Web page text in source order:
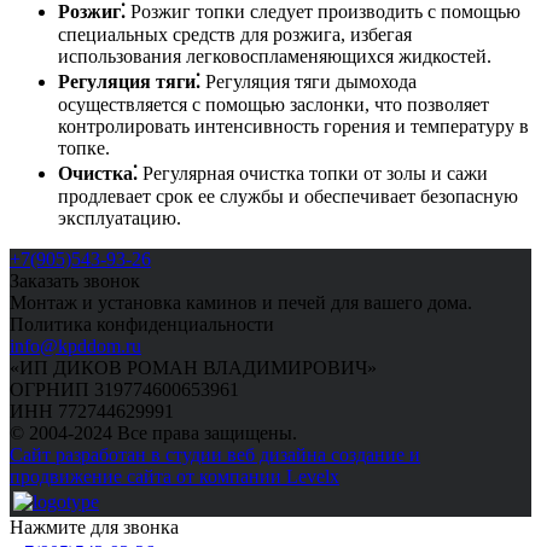
Розжиг⁚ Розжиг топки следует производить с помощью
специальных средств для розжига, избегая
использования легковоспламеняющихся жидкостей.
Регуляция тяги⁚ Регуляция тяги дымохода
осуществляется с помощью заслонки, что позволяет
контролировать интенсивность горения и температуру в
топке.
Очистка⁚ Регулярная очистка топки от золы и сажи
продлевает срок ее службы и обеспечивает безопасную
эксплуатацию.
+7(905)543-93-26
Заказать звонок
Монтаж и установка каминов и печей для вашего дома.
Политика конфиденциальности
info@kpddom.ru
«ИП ДИКОВ РОМАН ВЛАДИМИРОВИЧ»
ОГРНИП 319774600653961
ИНН 772744629991
© 2004-2024 Все права защищены.
Сайт разработан в студии веб дизайна создание и
продвижение сайта от компании Levelx
Нажмите для звонка